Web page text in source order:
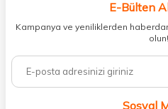
kişisel bakım hem de takviye edici
buluşturuyoruz. Artık mağaza
ihtiyacınız olan her şeyi tek bir çatı
%100 orijinal kozmetik ve sağlık
vücudunuzu desteklemek için
E-Bülten
Kampanya ve yeniliklerden
olun!
Sosyal